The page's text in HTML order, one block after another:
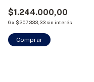
$1.244.000,00
6x $207.333,33 sin interés
Comprar